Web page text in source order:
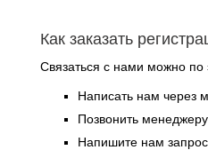
Как заказать
Связаться с нами можно по
Написать нам через
Позвонить
Напишите нам